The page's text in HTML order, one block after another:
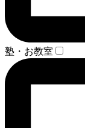
塾・お教室